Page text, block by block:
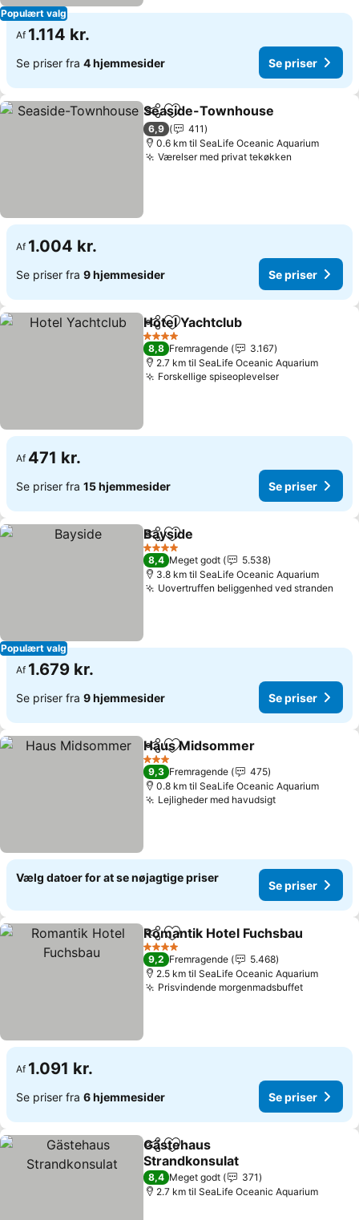
Populært valg
Af 1.114 kr.
Se priser fra 4 hjemmesider Se priser
Del Føj til favoritter
Seaside-Townhouse
6,9
411
0.6 km til SeaLife Oceanic Aquarium
Værelser med privat tekøkken
Af 1.004 kr.
Se priser fra 9 hjemmesider Se priser
Del Føj til favoritter
Hotel Yachtclub
4 Stjerner
8,8 Fremragende
3.167
2.7 km til SeaLife Oceanic Aquarium
Forskellige spiseoplevelserSe priser
Af 471 kr.
Se priser fra 15 hjemmesider Se priser
Populært valg
Del Føj til favoritter
Bayside
4 Stjerner
8,4 Meget godt
5.538
3.8 km til SeaLife Oceanic Aquarium
Uovertruffen beliggenhed ved stranden
Af 1.679 kr.
Se priser fra 9 hjemmesider Se priser
Del Føj til favoritter
Haus Midsommer
3 Stjerner
9,3 Fremragende
475
0.8 km til SeaLife Oceanic Aquarium
Lejligheder med havudsigtSe priser
Vælg datoer for at se nøjagtige priser
Se priser
Del Føj til favoritter
Romantik Hotel Fuchsbau
4 Stjerner
9,2 Fremragende
5.468
2.5 km til SeaLife Oceanic Aquarium
Prisvindende morgenmadsbuffetSe priser
Af 1.091 kr.
Se priser fra 6 hjemmesider Se priser
Del Føj til favoritter
Gästehaus
Strandkonsulat
Se priser
8,4 Meget godt
371
2.7 km til SeaLife Oceanic Aquarium